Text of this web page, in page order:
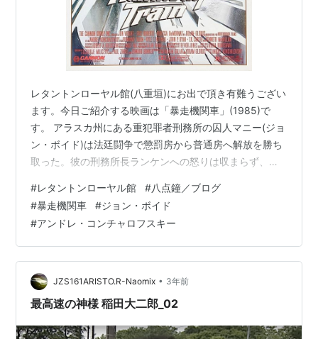
レタントンローヤル館(八重垣)にお出で頂き有難うござい
ます。今日ご紹介する映画は「暴走機関車」(1985)で
す。 アラスカ州にある重犯罪者刑務所の囚人マニー(ジョ
ン・ボイド)は法廷闘争で懲罰房から普通房へ解放を勝ち
取った。彼の刑務所長ランケンへの怒りは収まらず、脱
ク(エリック・ロバーツ)と共に脱獄して、四重連ディーゼ
ル機関車に乗り込んで逃亡するまでは良かったが、機関
士が心臓発作で倒れてしまい暴走機関車にはマニー、バ
ックと副機関士サラが残されてしまった。所長ランケン
はマニーを見つけ、執拗に追跡するのだが… 黒澤監督の
脚本を読んだ方々によるこの作品…
#レタントンローヤル館 #八点鐘／ブログ
#暴走機関車 #ジョン・ボイド
#アンドレ・コンチャロフスキー
JZS161ARISTO.R-Naomix • 3年前
最高速の神様 稲田大二郎_02